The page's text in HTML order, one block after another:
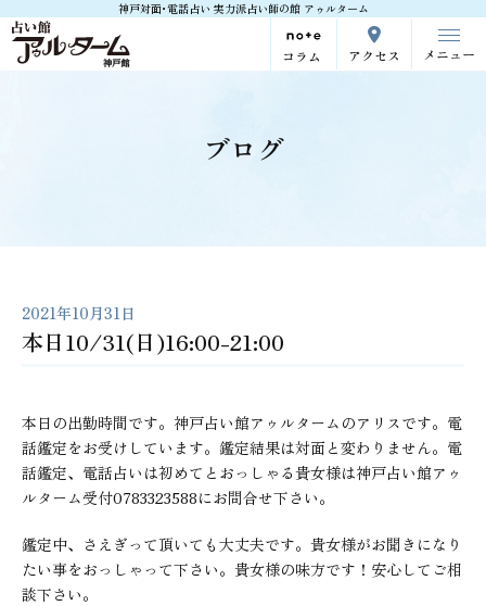
神戸対面･電話占い 実力派占い師の館 アゥルターム
コラム アクセス メニュー
ブログ
2021年10月31日
本日10/31(日)16:00-21:00
本日の出勤時間です。神戸占い館アゥルタームのアリスです。電
話鑑定をお受けしています。鑑定結果は対面と変わりません。電
話鑑定、電話占いは初めてとおっしゃる貴女様は神戸占い館アゥ
ルターム受付0783323588にお問合せ下さい。
鑑定中、さえぎって頂いても大丈夫です。貴女様がお聞きになり
たい事をおっしゃって下さい。貴女様の味方です！安心してご相
談下さい。